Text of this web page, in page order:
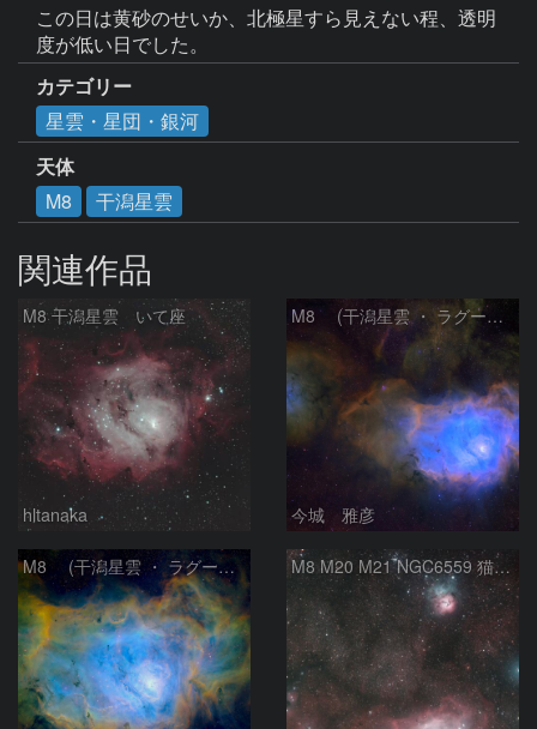
この日は黄砂のせいか、北極星すら見えない程、透明
度が低い日でした。
カテゴリー
星雲・星団・銀河
天体
M8
干潟星雲
関連作品
M8 干潟星雲 いて座
hltanaka
M8 (干潟星雲 ・ ラグーン（Lagoon）星雲)
今城 雅彦
M8 (干潟星雲 ・ ラグーン（Lagoon）星雲) M8 M20 M21 NGC6559 猫の手星雲 いて座